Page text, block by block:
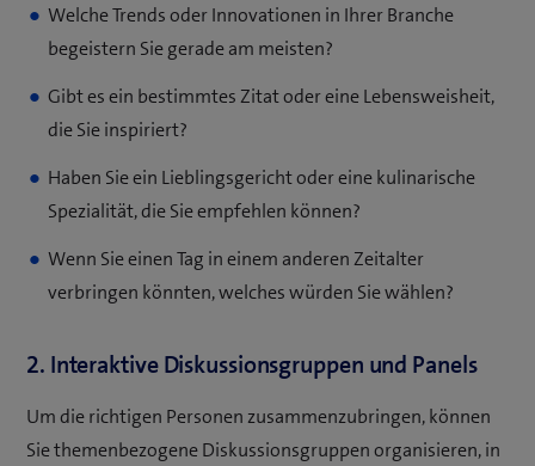
Welche Trends oder Innovationen in Ihrer Branche
begeistern Sie gerade am meisten?
Gibt es ein bestimmtes Zitat oder eine Lebensweisheit,
die Sie inspiriert?
Haben Sie ein Lieblingsgericht oder eine kulinarische
Spezialität, die Sie empfehlen können?
Wenn Sie einen Tag in einem anderen Zeitalter
verbringen könnten, welches würden Sie wählen?
2. Interaktive Diskussionsgruppen und Panels
Um die richtigen Personen zusammenzubringen, können
Sie themenbezogene Diskussionsgruppen organisieren, in